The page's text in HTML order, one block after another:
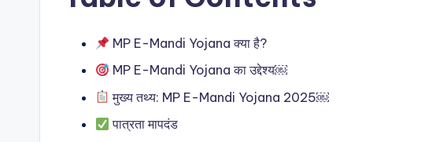
MP E-Mandi Yojana क्या है?
MP E-Mandi Yojana का उद्देश्य￼
मुख्य तथ्य: MP E-Mandi Yojana 2025￼
पात्रता मापदंड